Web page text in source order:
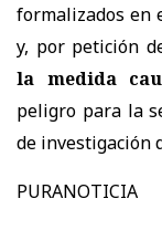
formalizados en
y, por petición
la medida
peligro para la
de investigación
PURANOTICIA